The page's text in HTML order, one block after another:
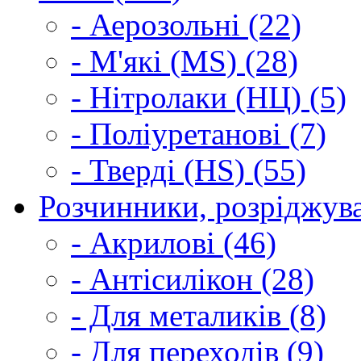
- Аерозольні (22)
- М'які (MS) (28)
- Нітролаки (НЦ) (5)
- Поліуретанові (7)
- Тверді (HS) (55)
Розчинники,
- Акрилові (46)
- Антісилікон (28)
- Для металиків (8)
- Для переходів (9)